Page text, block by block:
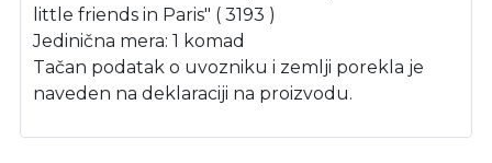
little friends in Paris" ( 3193 )
Jedinična mera: 1 komad
Tačan podatak o uvozniku i zemlji porekla je
naveden na deklaraciji na proizvodu.